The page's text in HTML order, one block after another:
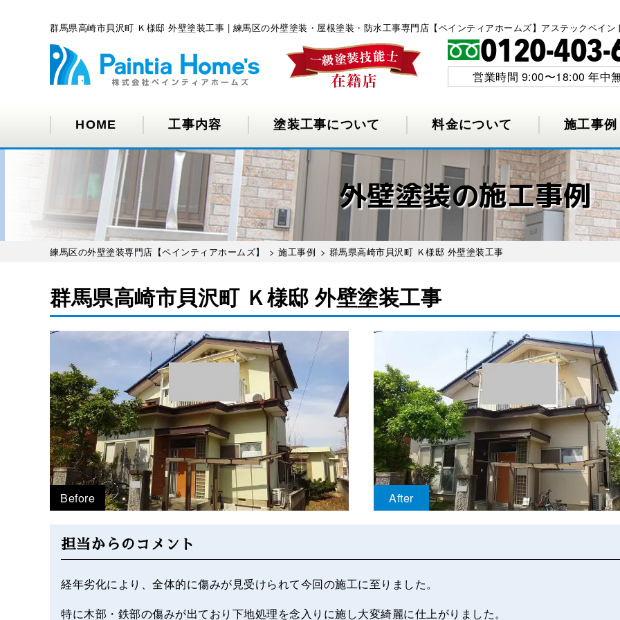
群馬県高崎市貝沢町 Ｋ様邸 外壁塗装工事 | 練馬区の外壁塗装・屋根塗装・防水工事専門店【ペインティアホームズ】アステックペイ
営業時間 9:00〜18:00 年中
HOME 工事内容 塗装工事について 料金について 施工事例
外壁塗装の施工事例
練馬区の外壁塗装専門店【ペインティアホームズ】 > 施工事例 > 群馬県高崎市貝沢町 Ｋ様邸 外壁塗装工事
群馬県高崎市貝沢町 Ｋ様邸 外壁塗装工事
Before After
担当からのコメント
経年劣化により、全体的に傷みが見受けられて今回の施工に至りました。
特に木部・鉄部の傷みが出ており下地処理を念入りに施し大変綺麗に仕上がりました。